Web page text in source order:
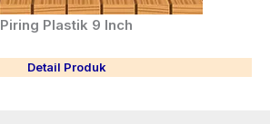
Piring Plastik 9 Inch
Detail Produk